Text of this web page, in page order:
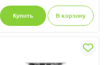
Купить В корзину